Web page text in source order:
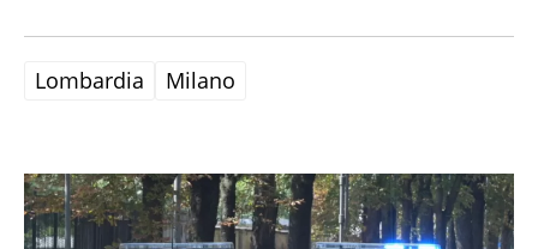
Lombardia Milano